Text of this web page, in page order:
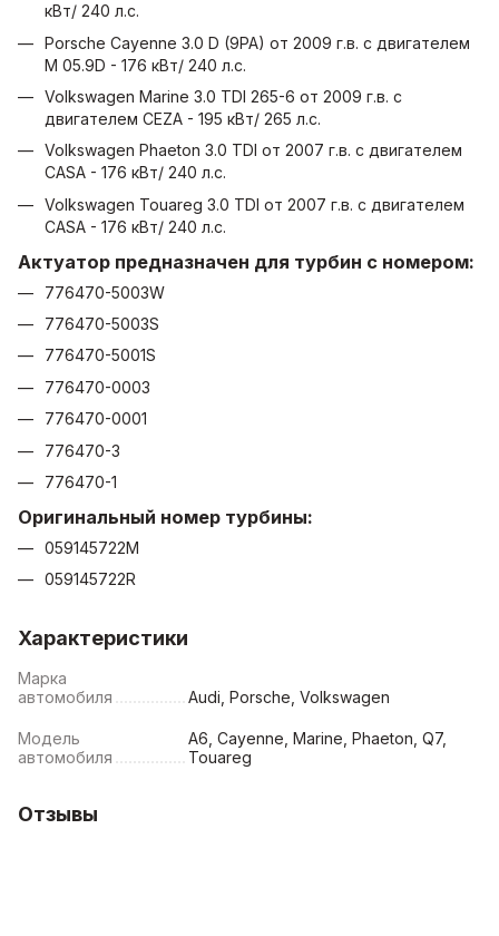
кВт/ 240 л.с.
Porsche Cayenne 3.0 D (9PA) от 2009 г.в. с двигателем
M 05.9D - 176 кВт/ 240 л.с.
Volkswagen Marine 3.0 TDI 265-6 от 2009 г.в. с
двигателем CEZA - 195 кВт/ 265 л.с.
Volkswagen Phaeton 3.0 TDI от 2007 г.в. с двигателем
CASA - 176 кВт/ 240 л.с.
Volkswagen Touareg 3.0 TDI от 2007 г.в. с двигателем
CASA - 176 кВт/ 240 л.с.
Актуатор предназначен для турбин с номером:
776470-5003W
776470-5003S
776470-5001S
776470-0003
776470-0001
776470-3
776470-1
Оригинальный номер турбины:
059145722M
059145722R
Характеристики
Марка
автомобиля
Audi, Porsche, Volkswagen
Модель
автомобиля
A6, Cayenne, Marine, Phaeton, Q7,
Touareg
Отзывы